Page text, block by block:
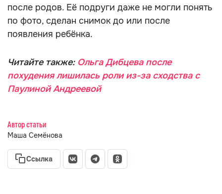
после родов. Её подруги даже не могли понять
по фото, сделан снимок до или после
появления ребёнка.
Читайте также: Ольга Дибцева после
похудения лишилась роли из-за сходства с
Паулиной Андреевой
Автор статьи
Маша Семёнова
Ссылка